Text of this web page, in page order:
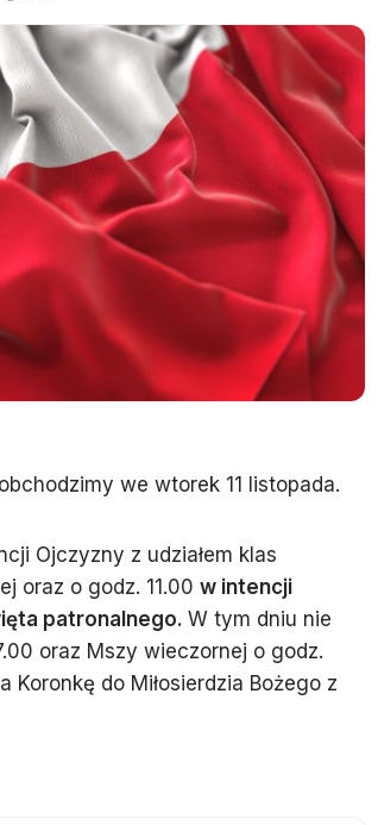
obchodzimy we wtorek 11 listopada.
Ojczyzny z udziałem klas
oraz o godz. 11.00 w intencji
patronalnego. W tym dniu nie
oraz Mszy wieczornej o godz.
Koronkę do Miłosierdzia Bożego z